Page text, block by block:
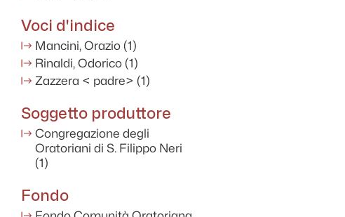
Voci d'indice
Mancini, Orazio (1)
Rinaldi, Odorico (1)
Zazzera < padre> (1)
Soggetto produttore
Congregazione degli
Oratoriani di S. Filippo Neri
(1)
Fondo